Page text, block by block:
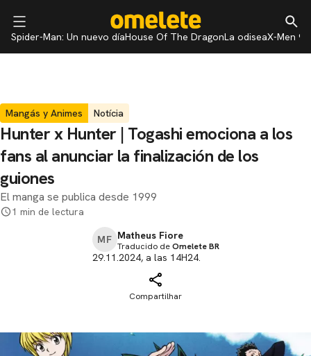
Spider-Man: Un nuevo díaHouse Of The DragonLa odiseaX-Men 97
Mangás y Animes Notícia
Hunter x Hunter | Togashi emociona a los
fans al anunciar la finalización de los
guiones
El manga se publica desde 1999
1 min de lectura
MF Matheus Fiore
Traducido deOmelete BR
29.11.2024, a las 14H24.
Compartilhar